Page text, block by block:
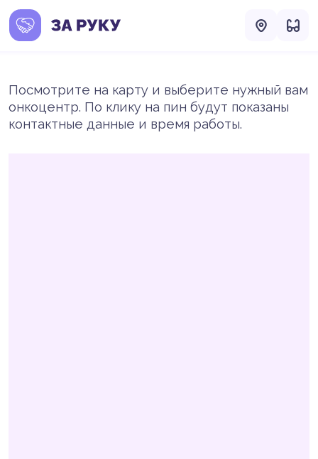
Посмотрите на карту и выберите нужный вам
онкоцентр. По клику на пин будут показаны
контактные данные и время работы.